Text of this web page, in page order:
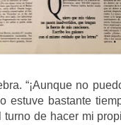
“¡Aunque no
bastante
de hacer mi